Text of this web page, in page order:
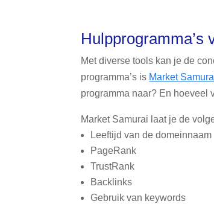
Hulpprogramma’s
Met diverse tools kan je de
programma’s is Market
programma naar? En hoeveel
Market Samurai laat je de
Leeftijd van de domeinnaam
PageRank
TrustRank
Backlinks
Gebruik van keywords